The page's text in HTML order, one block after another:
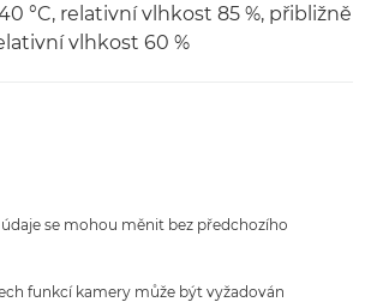
°C, relativní vlhkost 85 %, přibližně
vlhkost 60 %
se mohou měnit bez předchozího
funkcí kamery může být vyžadován